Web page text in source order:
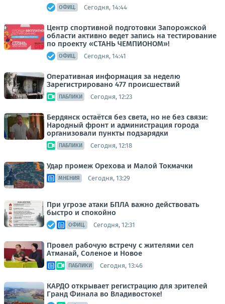
ОФИЦ. Сегодня, 14:44
Центр спортивной подготовки Запорожской
области активно ведет запись на тестирование
по проекту «СТАНЬ ЧЕМПИОНОМ»!
ОФИЦ. Сегодня, 14:41
Оперативная информация за неделю
Зарегистрировано 477 происшествий
ПАБЛИКИ Сегодня, 12:23
Бердянск остаётся без света, но не без связи:
Народный фронт и администрация города
организовали пункты подзарядки
ПАБЛИКИ Сегодня, 12:18
Удар промеж Орехова и Малой Токмачки
МНЕНИЯ Сегодня, 13:29
При угрозе атаки БПЛА важно действовать
быстро и спокойно
ОФИЦ. Сегодня, 12:31
Провел рабочую встречу с жителями сел
Атманай, Соленое и Новое
ПАБЛИКИ Сегодня, 13:46
КАРДО открывает регистрацию для зрителей
Гранд Финала во Владивостоке!